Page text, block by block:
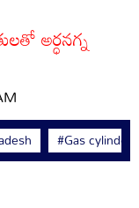
అర్ధనగ్న
#Gas cylinder